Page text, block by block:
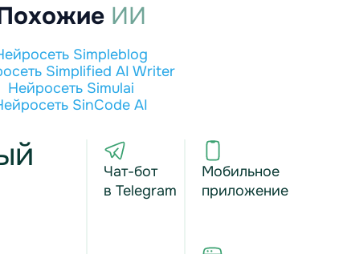
ИИ
Simpleblog
Simplified AI Writer
Нейросеть Simulai
SinCode AI
Чат-бот
в Telegram
Мобильное
приложение